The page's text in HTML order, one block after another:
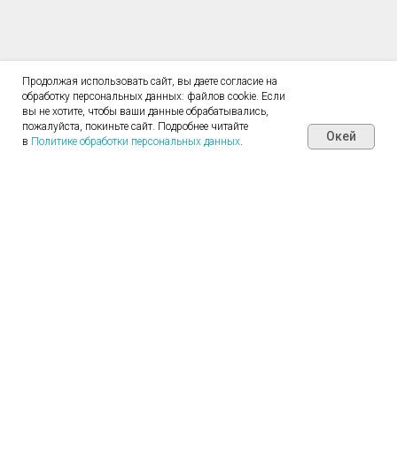
Продолжая использовать сайт, вы даете согласие на
обработку персональных данных: файлов cookie. Если
вы не хотите, чтобы ваши данные обрабатывались,
пожалуйста, покиньте сайт. Подробнее читайте
в Политике обработки персональных данных. Окей